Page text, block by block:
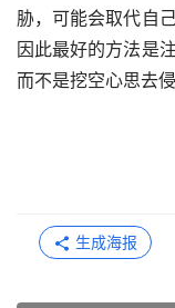
胁，可能会取代自
因此最好的方法是
而不是挖空心思去
生成海报